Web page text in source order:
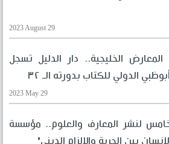
2023 August 29
الخليجية.. دار الدليل تسجل
الدولي للكتاب بدورته الـ ٣٢
2023 May 29
لنشر المعارف والعلوم.. مؤسسة
بين الحرية والإلزام الديني"